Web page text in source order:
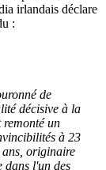
irlandais déclare
:
de
décisive à la
un
à 23
ans, originaire
dans l'un des